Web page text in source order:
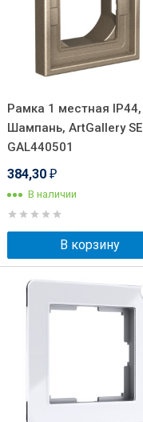
Рамка 1 местная IP44,
Шампань, ArtGallery SE
GAL440501
384,30 ₽
В наличии
В корзину